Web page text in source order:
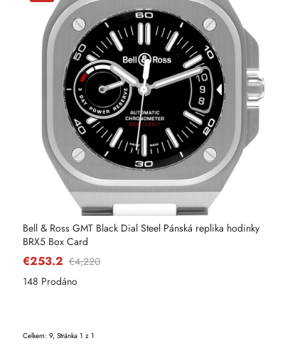
Bell & Ross GMT Black Dial Steel Pánská replika hodinky
BRX5 Box Card
€253.2 €4,220
148 Prodáno
Celkem: 9, Stránka 1 z 1